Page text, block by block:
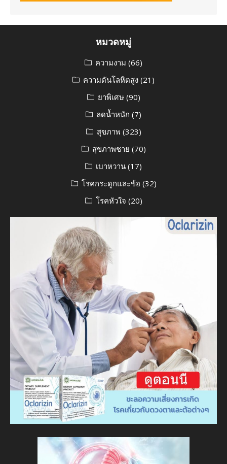
หมวดหมู่
ความงาม (66)
ความดันโลหิตสูง (21)
ยาพิเศษ(90)
ลดน้ำหนัก (7)
สุขภาพ (323)
สุขภาพชาย (70)
เบาหวาน (17)
โรคกระดูกและข้อ (32)
โรคหัวใจ (20)